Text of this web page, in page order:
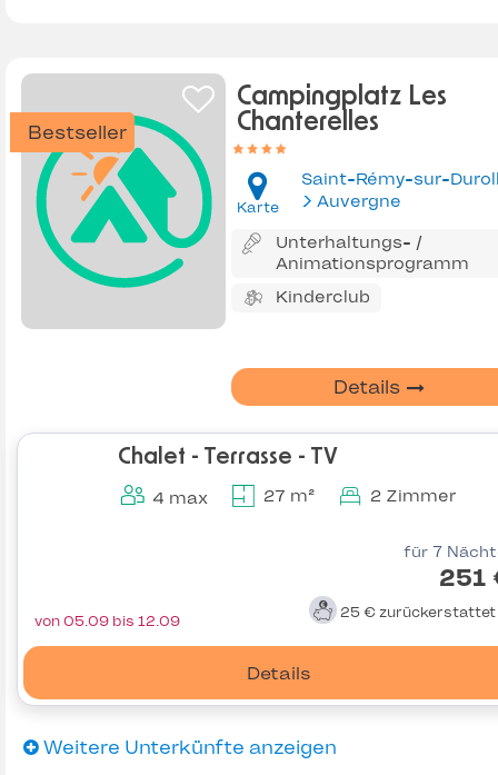
Bestseller
Campingplatz Les
Chanterelles
Karte
Saint-Rémy-sur-
Auvergne
Unterhaltungs- /
Animationsprogramm
Kinderclub
Details
Chalet - Terrasse - TV
4 max 27 m² 2 Zimmer
für 7
251
25 € zurückerstattet
Details
von 05.09 bis 12.09
Weitere Unterkünfte anzeigen